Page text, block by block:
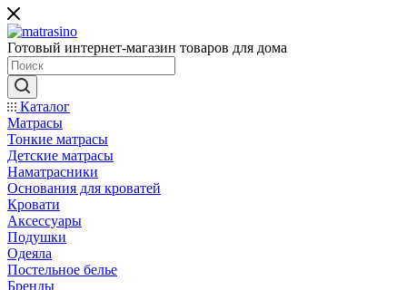
Готовый интернет-магазин товаров для дома
Каталог
Матрасы
Тонкие матрасы
Детские матрасы
Наматрасники
Основания для кроватей
Кровати
Аксессуары
Подушки
Одеяла
Постельное белье
Бренды